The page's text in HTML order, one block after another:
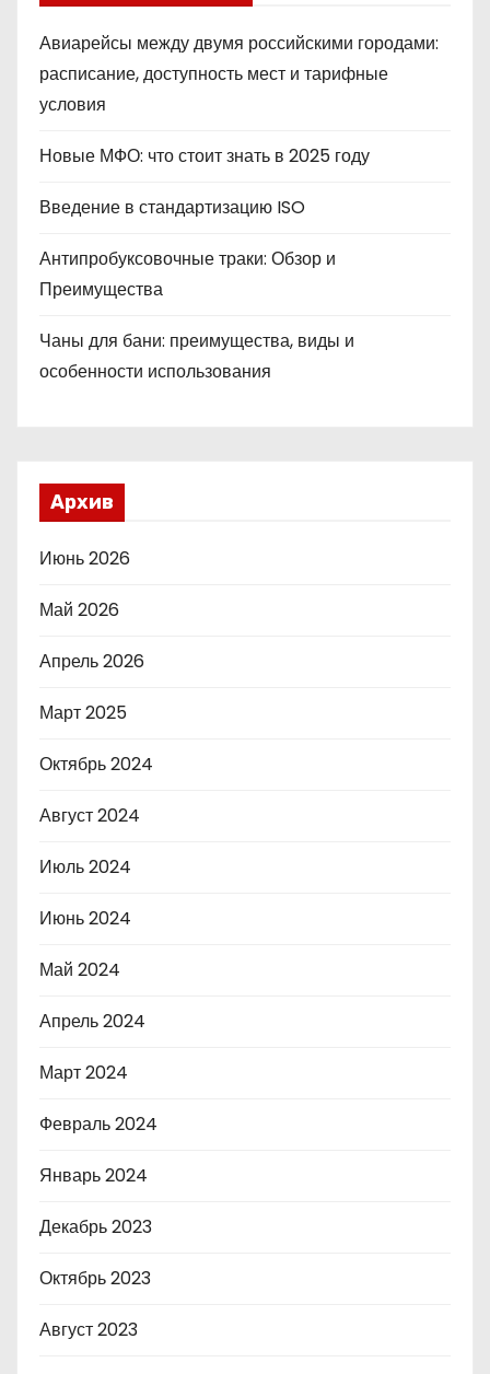
Авиарейсы между двумя российскими городами:
расписание, доступность мест и тарифные
условия
Новые МФО: что стоит знать в 2025 году
Введение в стандартизацию ISO
Антипробуксовочные траки: Обзор и
Преимущества
Чаны для бани: преимущества, виды и
особенности использования
Архив
Июнь 2026
Май 2026
Апрель 2026
Март 2025
Октябрь 2024
Август 2024
Июль 2024
Июнь 2024
Май 2024
Апрель 2024
Март 2024
Февраль 2024
Январь 2024
Декабрь 2023
Октябрь 2023
Август 2023